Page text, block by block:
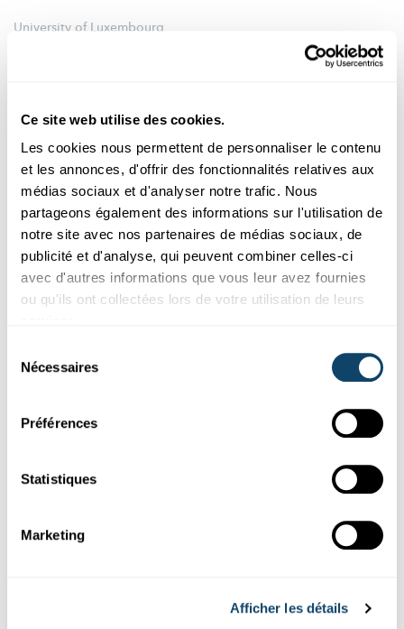
Ce site web utilise des cookies.
Les cookies nous permettent de personnaliser le contenu
et les annonces, d'offrir des fonctionnalités relatives aux
médias sociaux et d'analyser notre trafic. Nous
partageons également des informations sur l'utilisation de
notre site avec nos partenaires de médias sociaux, de
publicité et d'analyse, qui peuvent combiner celles-ci
avec d'autres informations que vous leur avez fournies
ou qu'ils ont collectées lors de votre utilisation de leurs
Nécessaires
Préférences
Statistiques
Marketing
Afficher les détails
University of Luxembourg
exposure?
which ones and to which extent. How could hair be the perfect
material to answer these questions?